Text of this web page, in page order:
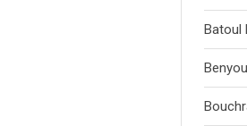
Batoul